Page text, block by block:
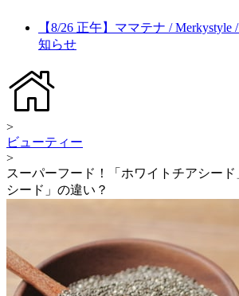
【8/26 正午】ママテナ /
知らせ
>
ビューティー
>
スーパーフード！「ホワイトチアシー
シード」の違い？